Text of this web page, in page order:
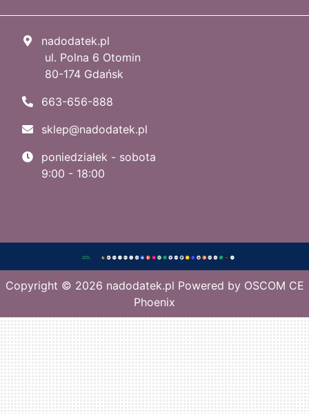
nadodatek.pl
ul. Polna 6 Otomin
80-174 Gdańsk
663-656-888
sklep@nadodatek.pl
poniedziałek - sobota
9:00 - 18:00
Copyright © 2026 nadodatek.pl Powered by OSCOM CE
Phoenix